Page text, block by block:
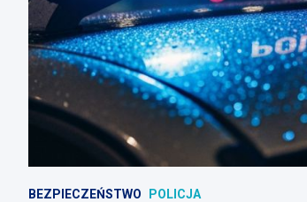
BEZPIECZEŃSTWO POLICJA